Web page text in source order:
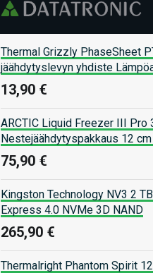
Thermal Grizzly PhaseSheet
jäähdytyslevyn yhdiste
13,90 €
ARCTIC Liquid Freezer III Pro
Nestejäähdytyspakkaus 12
75,90 €
Kingston Technology NV3 2
Express 4.0 NVMe 3D NAND
265,90 €
Thermalright Phantom Spirit